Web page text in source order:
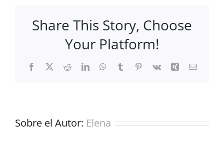
Share This Story, Choose
Your Platform!
Facebook
X RedditLinkedInWhatsApp
TumblrPinterest
Vk Xing Correo
Sobre el Autor: Elena